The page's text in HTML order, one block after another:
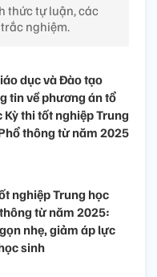
thức tự luận, các
nghiệm.
dục và Đào tạo
tin về phương án tổ
Kỳ thi tốt nghiệp Trung
thông từ năm 2025
nghiệp Trung học
từ năm 2025:
nhẹ, giảm áp lực
sinh